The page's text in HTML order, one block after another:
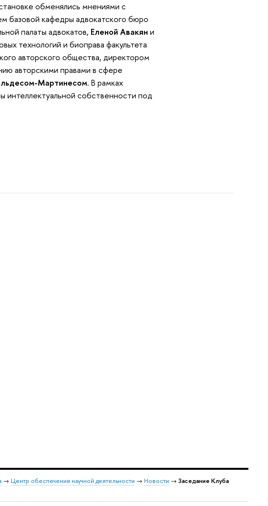
обменялись мнениями с
базовой кафедры адвокатского бюро
палаты адвокатов, Еленой Авакян и
технологий и биоправа факультета
авторского общества, директором
авторскими правами в сфере
Мартинесом. В рамках
собственности под
→ Центр обеспечения научной деятельности → Новости → Заседание Клуба